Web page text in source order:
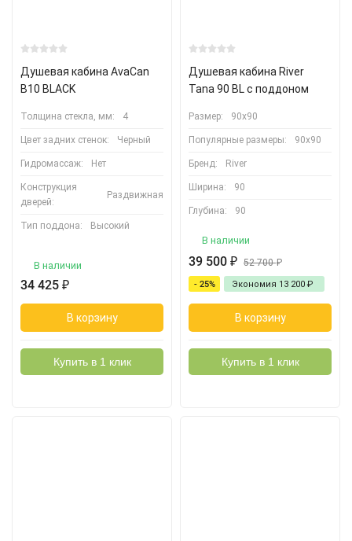
Душевая кабина AvaCan
B10 BLACK
Толщина стекла, мм: 4
Цвет задних стенок: Черный
Гидромассаж: Нет
Конструкция
дверей:
Раздвижная
Тип поддона: Высокий
В наличии
34 425 ₽
В корзину
Купить в 1 клик
Душевая кабина River
Tana 90 BL с поддоном
Размер: 90х90
Популярные размеры: 90х90
Бренд: River
Ширина: 90
Глубина: 90
В наличии
39 500 ₽ 52 700₽
- 25% Экономия 13 200 ₽
В корзину
Купить в 1 клик